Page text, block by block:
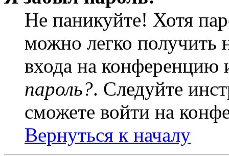
Не паникуйте! Хотя
можно легко получить
входа на
пароль?. Следуйте
сможете войти на
Вернуться к началу